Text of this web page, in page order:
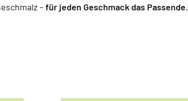
–für jeden Geschmack das Passende.